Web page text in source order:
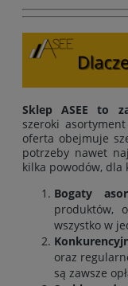
Sklep ASEE to
szeroki
oferta obejmuje
potrzeby nawet
kilka powodów, dla
Bogaty
produktów,
wszystko w
oraz
są zawsze